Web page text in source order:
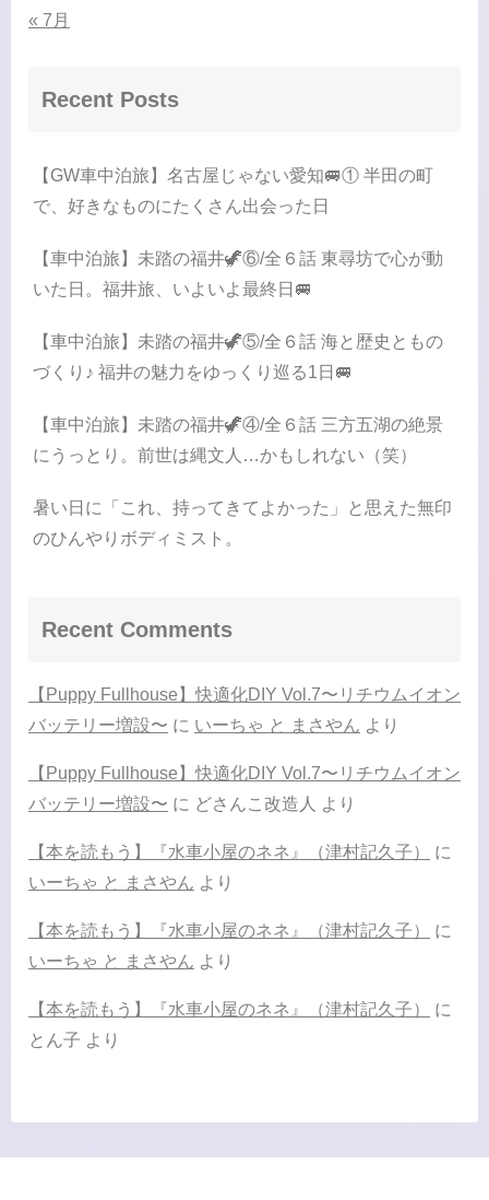
« 7月
Recent Posts
【GW車中泊旅】名古屋じゃない愛知🚐① 半田の町
で、好きなものにたくさん出会った日
【車中泊旅】未踏の福井🦖⑥/全６話 東尋坊で心が動
いた日。福井旅、いよいよ最終日🚐
【車中泊旅】未踏の福井🦖⑤/全６話 海と歴史ともの
づくり♪ 福井の魅力をゆっくり巡る1日🚐
【車中泊旅】未踏の福井🦖④/全６話 三方五湖の絶景
にうっとり。前世は縄文人…かもしれない（笑）
暑い日に「これ、持ってきてよかった」と思えた無印
のひんやりボディミスト。
Recent Comments
【Puppy Fullhouse】快適化DIY Vol.7〜リチウムイオン
バッテリー増設〜 に いーちゃ と まさやん より
【Puppy Fullhouse】快適化DIY Vol.7〜リチウムイオン
バッテリー増設〜 に どさんこ改造人 より
【本を読もう】『水車小屋のネネ』（津村記久子）
に
いーちゃ と まさやん より
【本を読もう】『水車小屋のネネ』（津村記久子）
に
いーちゃ と まさやん より
【本を読もう】『水車小屋のネネ』（津村記久子）
に
とん子 より